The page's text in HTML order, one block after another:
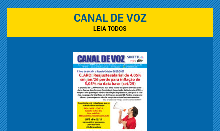
CANAL DE VOZ
LEIA TODOS